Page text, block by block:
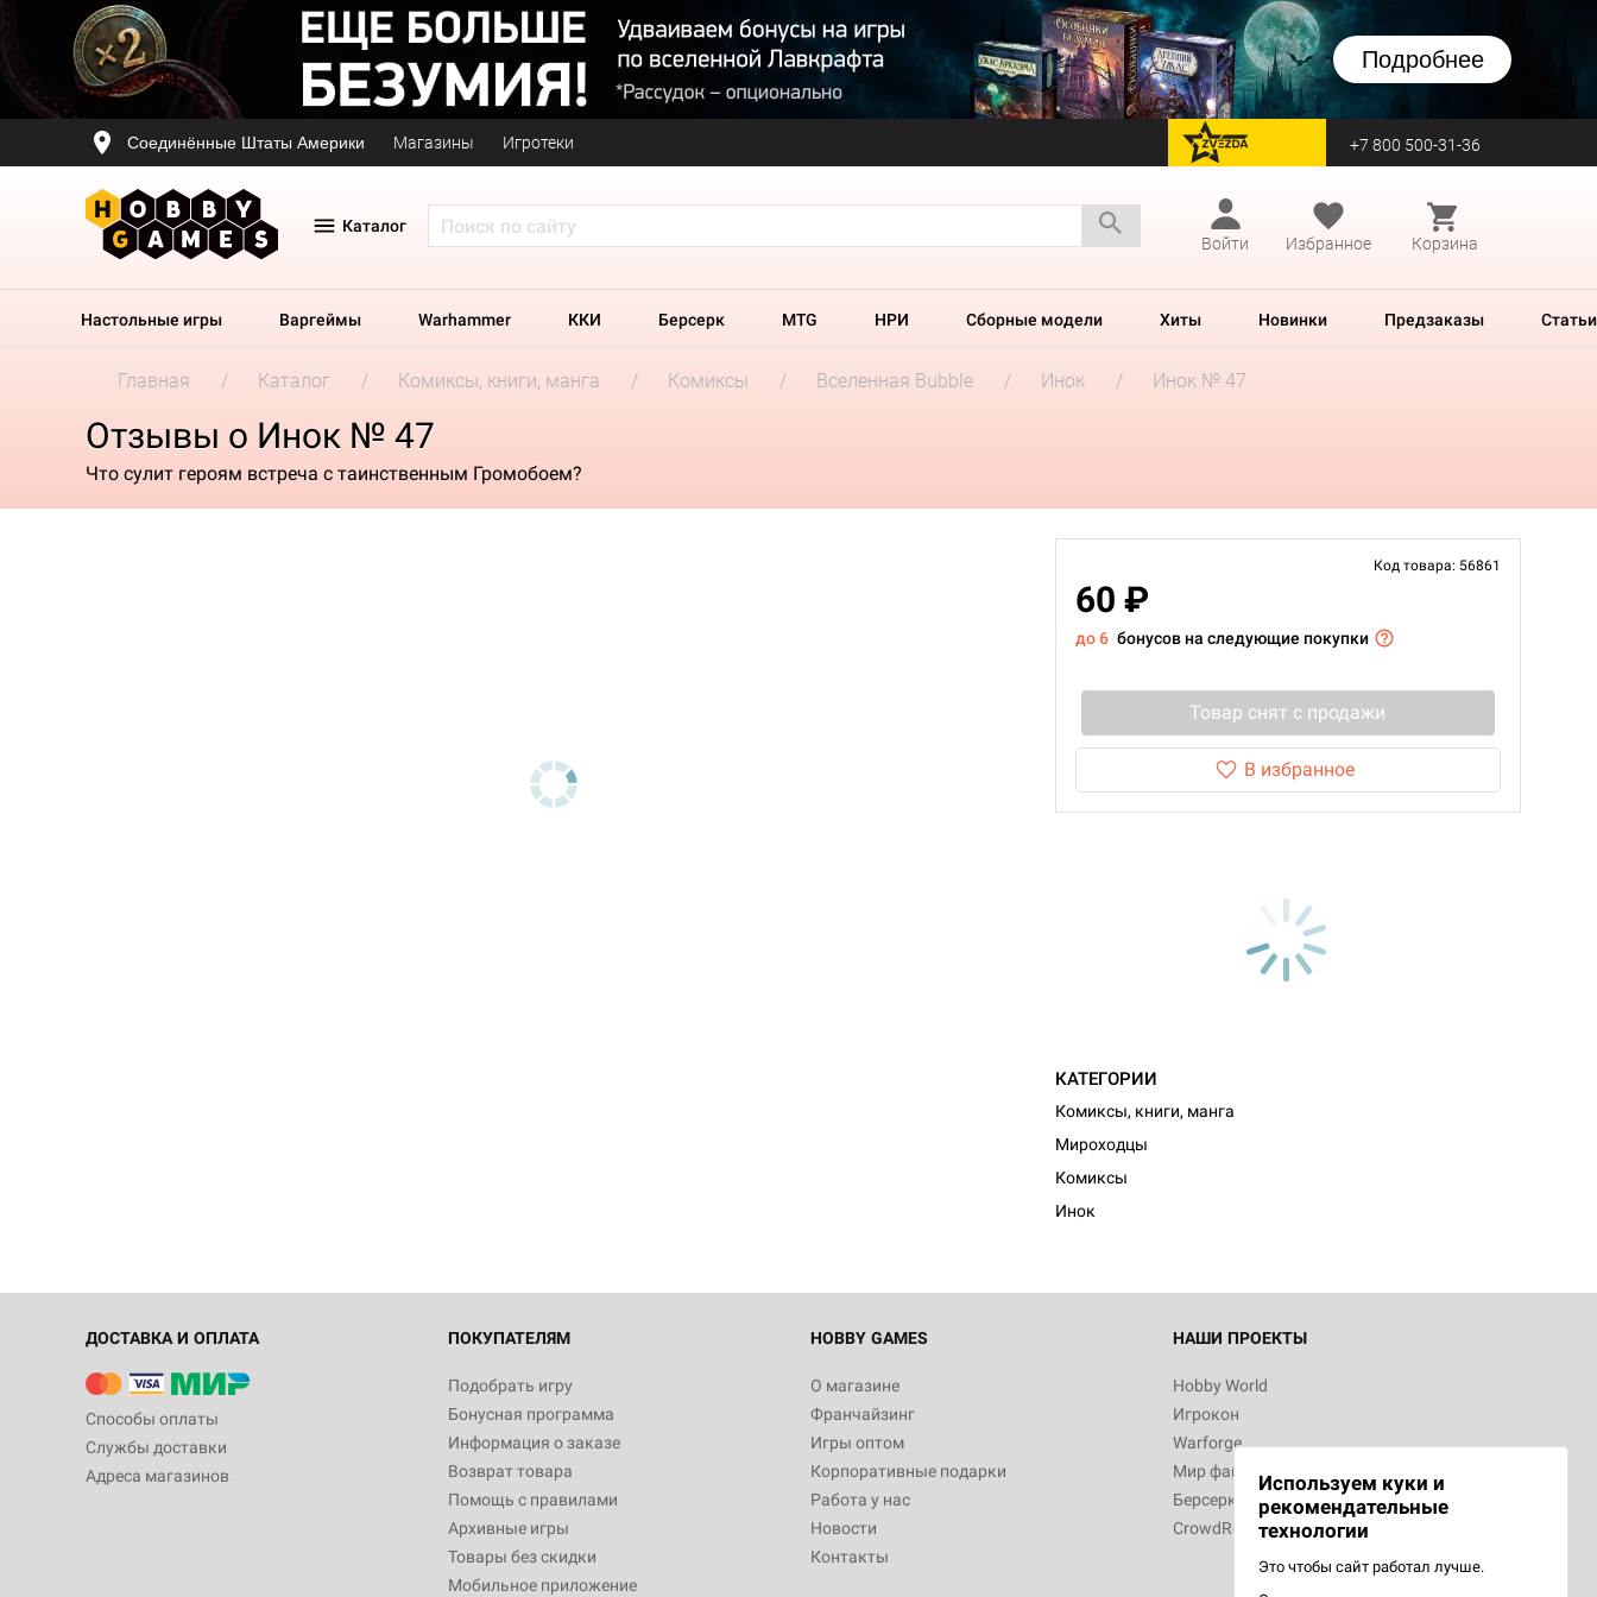
Подробнее
Соединённые Штаты Америки Магазины Игротеки перейти на Zvezda +7 800 500-31-36
Каталог
Войти
Избранное Корзина
Настольные игры Варгеймы Warhammer ККИ Берсерк MTG НРИ Сборные модели Хиты Новинки Предзаказы Статьи
Главная Каталог Комиксы, книги, манга Комиксы Вселенная Bubble Инок Инок № 47
Отзывы о Инок № 47
Что сулит героям встреча с таинственным Громобоем?
Код товара: 56861
60 ₽
до 6 бонусов на следующие покупки
Товар снят с продажи
В избранное
КАТЕГОРИИ
Комиксы, книги, манга
Мироходцы
Комиксы
Инок
ДОСТАВКА И ОПЛАТА
Способы оплаты
Службы доставки
Адреса магазинов
ПОКУПАТЕЛЯМ
Подобрать игру
Бонусная программа
Информация о заказе
Возврат товара
Помощь с правилами
Архивные игры
Товары без скидки
Мобильное приложение
HOBBY GAMES
О магазине
Франчайзинг
Игры оптом
Корпоративные подарки
Работа у нас
Новости
Контакты
НАШИ ПРОЕКТЫ
Hobby World
Игрокон
Warforge
Мир фантастики
Берсерк
CrowdRepublic
Используем куки и
рекомендательные
технологии
Это чтобы сайт работал лучше.